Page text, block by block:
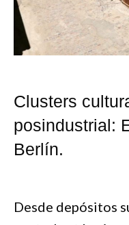
Clusters
posindustrial:
Berlín.
Desde depósitos